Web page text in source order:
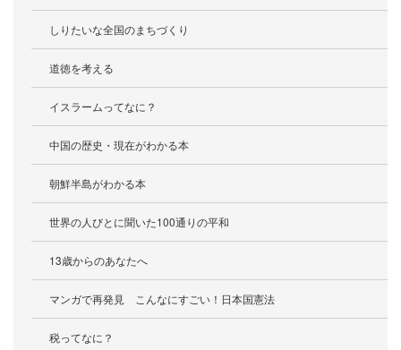
しりたいな全国のまちづくり
道徳を考える
イスラームってなに？
中国の歴史・現在がわかる本
朝鮮半島がわかる本
世界の人びとに聞いた100通りの平和
13歳からのあなたへ
マンガで再発見 こんなにすごい！日本国憲法
税ってなに？